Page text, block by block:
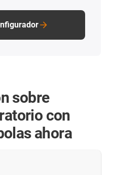
sobre
con
ahora